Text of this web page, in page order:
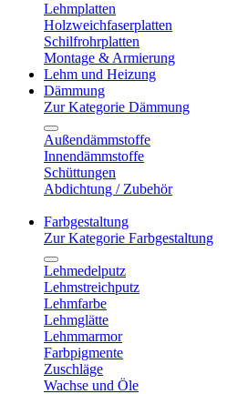
Lehmplatten
Holzweichfaserplatten
Schilfrohrplatten
Montage & Armierung
Lehm und Heizung
Dämmung
Zur Kategorie Dämmung
Außendämmstoffe
Innendämmstoffe
Schüttungen
Abdichtung / Zubehör
Farbgestaltung
Zur Kategorie Farbgestaltung
Lehmedelputz
Lehmstreichputz
Lehmfarbe
Lehmglätte
Lehmmarmor
Farbpigmente
Zuschläge
Wachse und Öle